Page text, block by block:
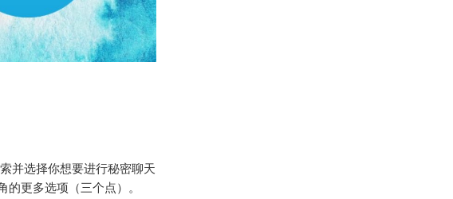
并选择你想要进行秘密聊天
更多选项（三个点）。